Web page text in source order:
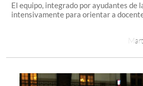
El equipo, integrado por ayudantes de
intensivamente para orientar a